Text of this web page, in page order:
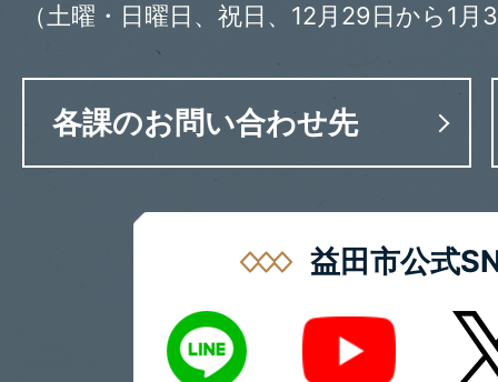
（土曜・日曜日、祝日、12月29日から1月
各課のお問い合わせ先
益田市公式
LINE
Youtube X